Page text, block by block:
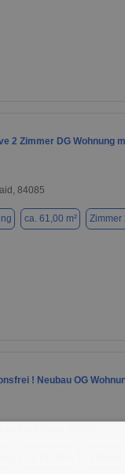
2 Zimmer DG Wohnung
84085
ca. 61,00 m² Zimmer
! Neubau OG